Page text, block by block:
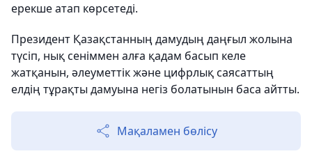
ерекше атап көрсетеді.
Президент Қазақстанның дамудың даңғыл жолына
түсіп, нық сеніммен алға қадам басып келе
жатқанын, әлеуметтік және цифрлық саясаттың
елдің тұрақты дамуына негіз болатынын баса айтты.
Мақаламен бөлісу